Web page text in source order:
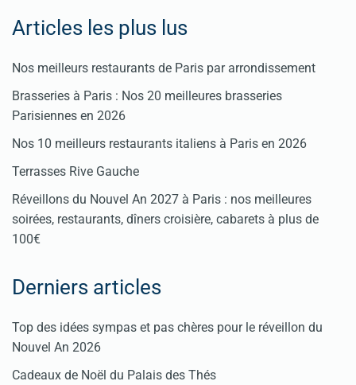
Articles les plus lus
Nos meilleurs restaurants de Paris par arrondissement
Brasseries à Paris : Nos 20 meilleures brasseries
Parisiennes en 2026
Nos 10 meilleurs restaurants italiens à Paris en 2026
Terrasses Rive Gauche
Réveillons du Nouvel An 2027 à Paris : nos meilleures
soirées, restaurants, dîners croisière, cabarets à plus de
100€
Derniers articles
Top des idées sympas et pas chères pour le réveillon du
Nouvel An 2026
Cadeaux de Noël du Palais des Thés